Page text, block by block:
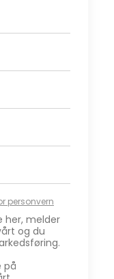
personvern
her, melder
og du
på